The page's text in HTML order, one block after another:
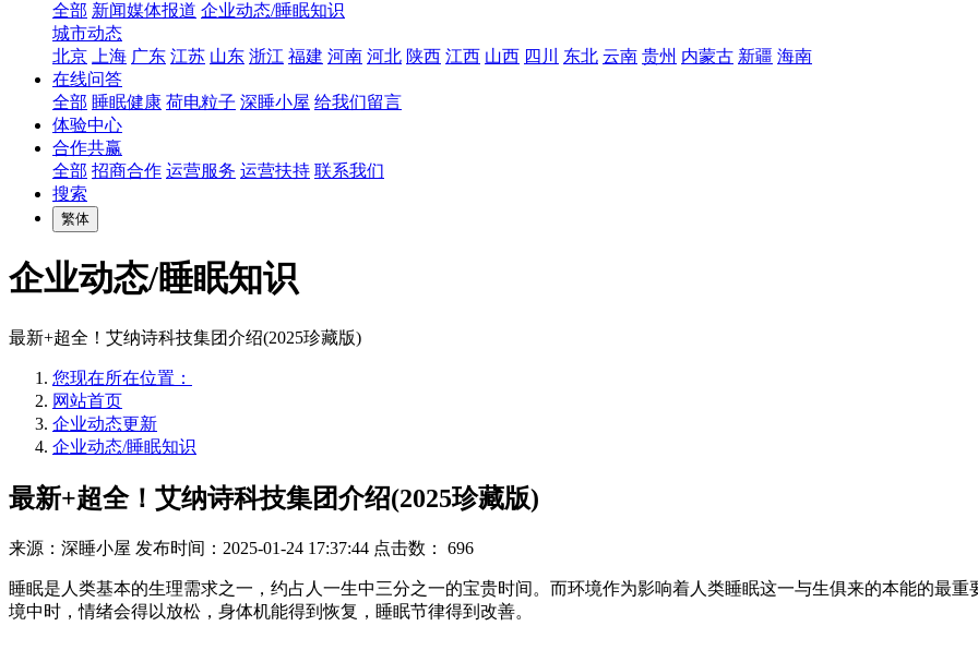
全部 新闻媒体报道 企业动态/睡眠知识
城市动态
北京
上海 广东 江苏 山东 浙江 福建 河南 河北 陕西 江西 山西 四川 东北 云南 贵州 内蒙古 新疆 海南
在线问答
全部 睡眠健康 荷电粒子 深睡小屋 给我们留言
体验中心
合作共赢
全部 招商合作 运营服务 运营扶持 联系我们
搜索
繁体
企业动态/睡眠知识
最新+超全！艾纳诗科技集团介绍(2025珍藏版)
您现在所在位置：
网站首页
企业动态更新
企业动态/睡眠知识
最新+超全！艾纳诗科技集团介绍(2025珍藏版)
来源：深睡小屋 发布时间：2025-01-24 17:37:44 点击数： 696
睡眠是人类基本的生理需求之一，约占人一生中三分之一的宝贵时间。而环境作为影响着人类睡眠这一与生俱来的本能的最
境中时，情绪会得以放松，身体机能得到恢复，睡眠节律得到改善。